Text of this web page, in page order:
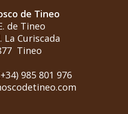
de Tineo
de Tineo
La Curiscada
Tineo
985 801 976